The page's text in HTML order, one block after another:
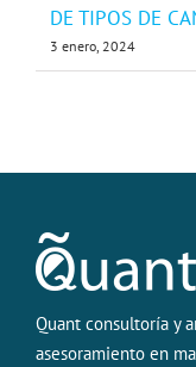
DE TIPOS DE
3 enero, 2024
Quant consultoría y
asesoramiento en